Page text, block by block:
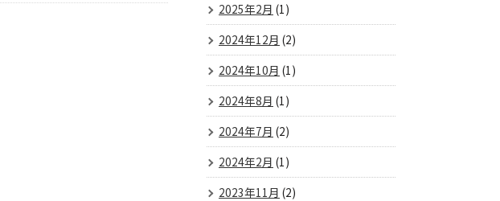
2025年2月 (1)
2024年12月 (2)
2024年10月 (1)
2024年8月 (1)
2024年7月 (2)
2024年2月 (1)
2023年11月 (2)